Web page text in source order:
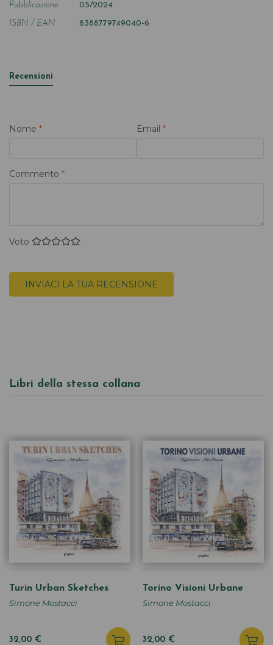
Pubblicazione
05/2024
ISBN / EAN
8388779749040-6
Recensioni
Nome * Email *
Commento *
Voto
INVIACI LA TUA RECENSIONE
Libri della stessa collana
Simone Mostacci
Turin Urban Sketches
32,00 €
Simone Mostacci
Torino Visioni Urbane
32,00 €